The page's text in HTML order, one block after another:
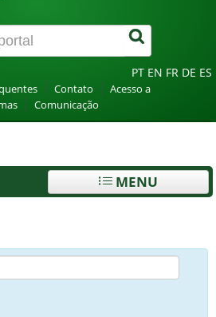
Canais
PT EN FR DE ES
Contato
Acesso a
Comunicação
MENU